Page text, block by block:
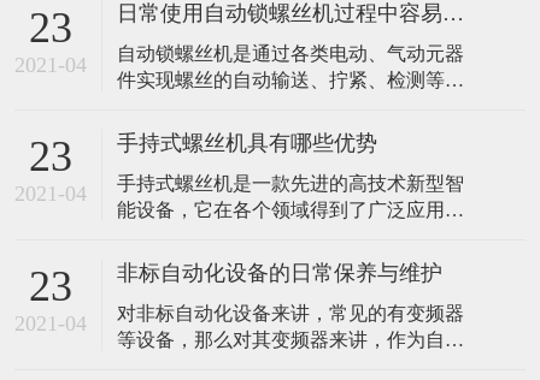
23
2021-04
日常使用自动锁螺丝机过程中容易忽视哪些问题？
​自动锁螺丝机是通过各类电动、气动元器
件实现螺丝的自动输送、拧紧、检测等工
减少人工数量及减少人工误操作带来的不
良因素。是一种典型的非标自动化设备。
由于其属于非标自动化设备，具有可定制
的特性，涉及螺丝紧固的产品都能获得相
平常使用自
23
2021-04
手持式螺丝机具有哪些优势
手持式螺丝机是一款先进的高技术新型智
能设备，它在各个领域得到了广泛应用。
行业和各大电子产品生产中都离不开它。
想必大家一定十分好奇，手持式螺丝机的
优势到底有哪些。 1、多功能长时效 手持
式螺丝机具备完善齐全的功能且长时效工
23
2021-04
非标自动化设备的日常保养与维护
对非标自动化设备来讲，常见的有变频器
等设备，那么对其变频器来讲，作为自动